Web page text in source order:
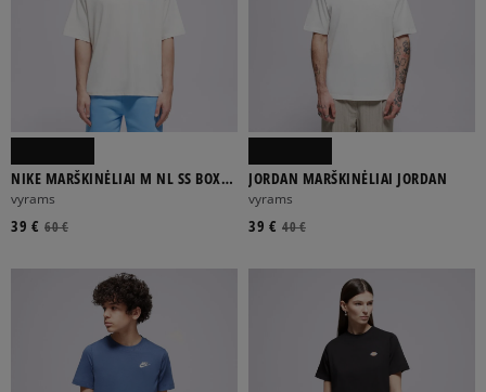
NIKE MARŠKINĖLIAI M NL SS BOXY
KNIT MARŠKINĖLIAI
vyrams
60 €
39 €
JORDAN MARŠKINĖLIAI JORDAN
vyrams
40 €
39 €